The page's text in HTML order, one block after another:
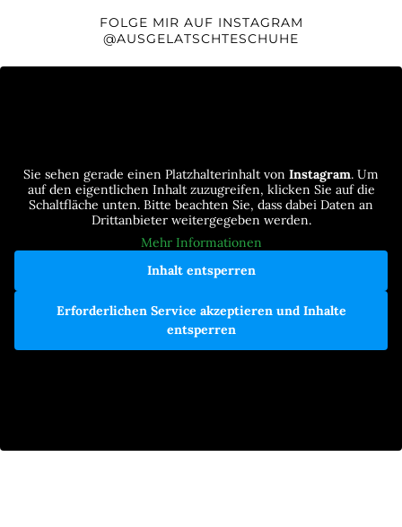
FOLGE MIR AUF INSTAGRAM
@AUSGELATSCHTESCHUHE
Sie sehen gerade einen Platzhalterinhalt von Instagram. Um
auf den eigentlichen Inhalt zuzugreifen, klicken Sie auf die
Schaltfläche unten. Bitte beachten Sie, dass dabei Daten an
Drittanbieter weitergegeben werden.
Mehr Informationen
Inhalt entsperren
Erforderlichen Service akzeptieren und Inhalte
entsperren